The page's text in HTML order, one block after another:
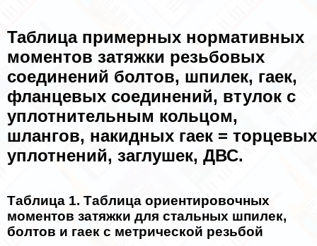
Таблица примерных нормативных
моментов затяжки резьбовых
соединений болтов, шпилек, гаек,
фланцевых соединений, втулок с
уплотнительным кольцом,
шлангов, накидных гаек = торцевых
уплотнений, заглушек, ДВС.
Таблица 1. Таблица ориентировочных
моментов затяжки для стальных шпилек,
болтов и гаек c метрической резьбой